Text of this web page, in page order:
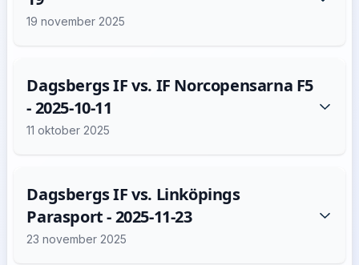
19 november 2025
Dagsbergs IF vs. IF Norcopensarna F5
- 2025-10-11
11 oktober 2025
Dagsbergs IF vs. Linköpings
Parasport - 2025-11-23
23 november 2025